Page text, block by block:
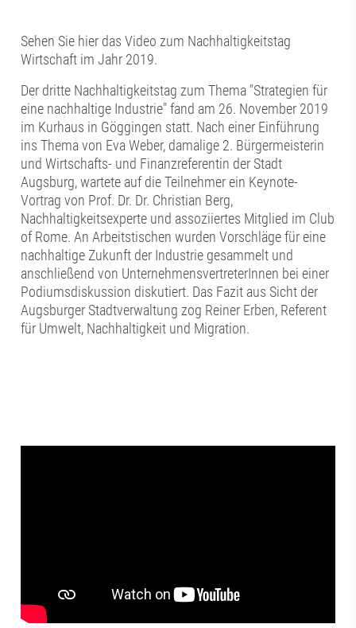
Sehen Sie hier das Video zum Nachhaltigkeitstag
Wirtschaft im Jahr 2019.
Der dritte Nachhaltigkeitstag zum Thema "Strategien für
eine nachhaltige Industrie" fand am 26. November 2019
im Kurhaus in Göggingen statt. Nach einer Einführung
ins Thema von Eva Weber, damalige 2. Bürgermeisterin
und Wirtschafts- und Finanzreferentin der Stadt
Augsburg, wartete auf die Teilnehmer ein Keynote-
Vortrag von Prof. Dr. Dr. Christian Berg,
Nachhaltigkeitsexperte und assoziiertes Mitglied im Club
of Rome. An Arbeitstischen wurden Vorschläge für eine
nachhaltige Zukunft der Industrie gesammelt und
anschließend von UnternehmensvertreterInnen bei einer
Podiumsdiskussion diskutiert. Das Fazit aus Sicht der
Augsburger Stadtverwaltung zog Reiner Erben, Referent
für Umwelt, Nachhaltigkeit und Migration.